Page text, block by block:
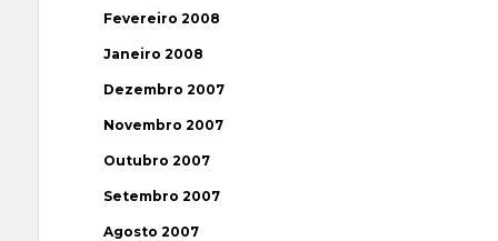
Fevereiro 2008
Janeiro 2008
Dezembro 2007
Novembro 2007
Outubro 2007
Setembro 2007
Agosto 2007